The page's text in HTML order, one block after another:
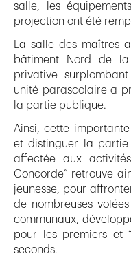
salle, les
projection ont été
La salle des maîtres
bâtiment Nord de
privative
unité parascolaire a
la partie publique.
Ainsi, cette
et distinguer la
affectée aux
Concorde” retrouve
jeunesse, pour
de nombreuses
communaux,
pour les premiers et
seconds.